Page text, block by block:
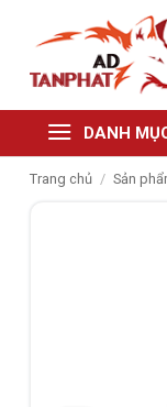
content
DANH
Trang chủ / Sản